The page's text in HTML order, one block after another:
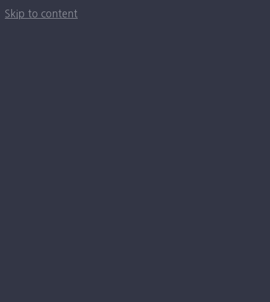
Skip to content